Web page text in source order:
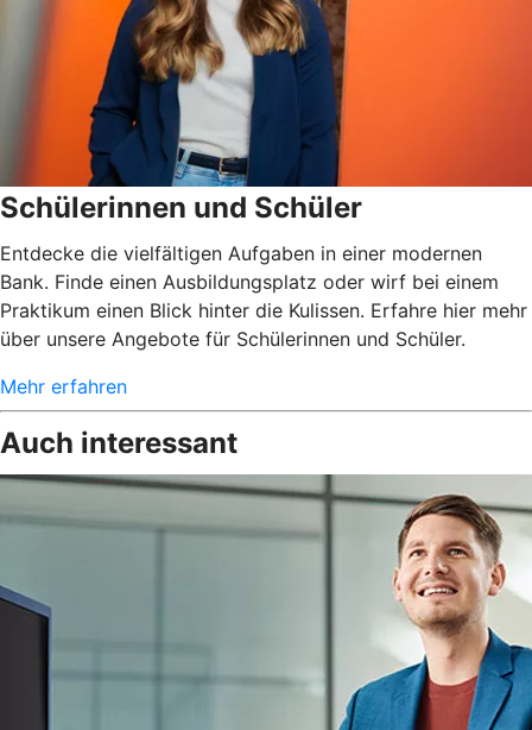
Schülerinnen und Schüler
Entdecke die vielfältigen Aufgaben in einer modernen
Bank. Finde einen Ausbildungsplatz oder wirf bei einem
Praktikum einen Blick hinter die Kulissen. Erfahre hier mehr
über unsere Angebote für Schülerinnen und Schüler.
Mehr erfahren
Auch interessant